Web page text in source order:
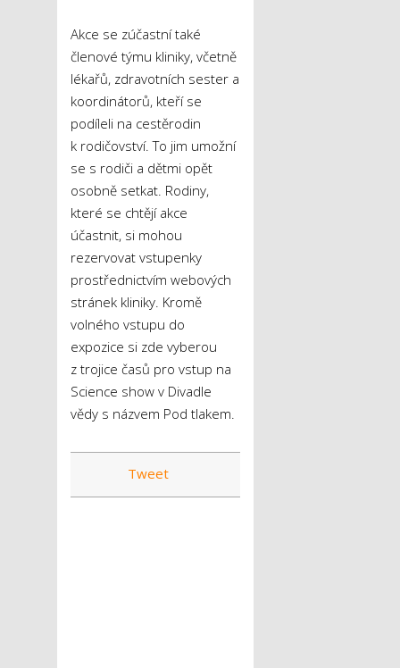
Akce se zúčastní také
členové týmu kliniky, včetně
lékařů, zdravotních sester a
koordinátorů, kteří se
podíleli na cestěrodin
k rodičovství. To jim umožní
se s rodiči a dětmi opět
osobně setkat. Rodiny,
které se chtějí akce
účastnit, si mohou
rezervovat vstupenky
prostřednictvím webových
stránek kliniky. Kromě
volného vstupu do
expozice si zde vyberou
z trojice časů pro vstup na
Science show v Divadle
vědy s názvem Pod tlakem.
Tweet